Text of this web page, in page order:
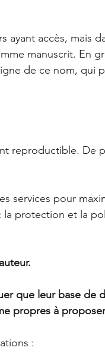
ayant accès, mais
manuscrit. En
de ce nom, qui
reproductible. De
services pour
la protection et la
que leur base de
propres à
: